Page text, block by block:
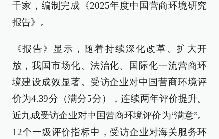
千家，编制完成《2025年度中国营商环境研究
报告》。
《报告》显示，随着持续深化改革、扩大开
放，我国市场化、法治化、国际化一流营商环
境建设成效显著。受访企业对中国营商环境评
价为4.39分（满分5分），连续两年评价提升。
近九成受访企业对中国营商环境评价为“满意”。
12个一级评价指标中，受访企业对海关服务环